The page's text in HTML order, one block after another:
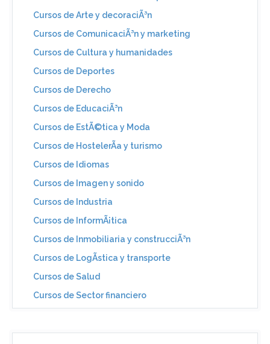
Cursos de Arte y decoraciÃ³n
Cursos de ComunicaciÃ³n y marketing
Cursos de Cultura y humanidades
Cursos de Deportes
Cursos de Derecho
Cursos de EducaciÃ³n
Cursos de EstÃ©tica y Moda
Cursos de HostelerÃ­a y turismo
Cursos de Idiomas
Cursos de Imagen y sonido
Cursos de Industria
Cursos de InformÃ¡tica
Cursos de Inmobiliaria y construcciÃ³n
Cursos de LogÃ­stica y transporte
Cursos de Salud
Cursos de Sector financiero